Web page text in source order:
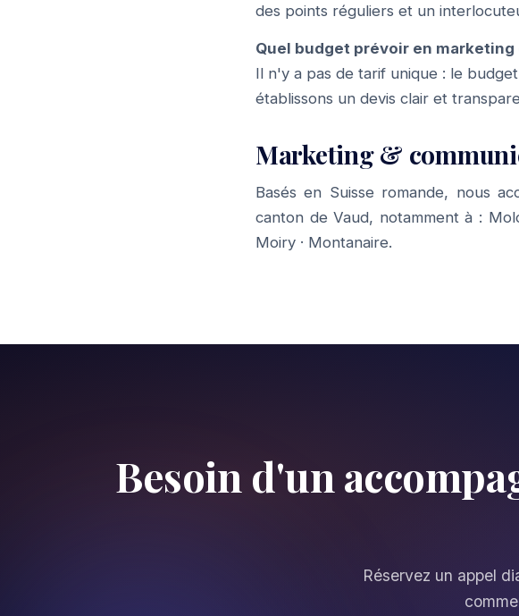
des points réguliers et un
Quel budget prévoir en
Il n'y a pas de tarif unique : le
établissons un devis clair et
Marketing &
Basés en Suisse romande, nous
canton de Vaud, notamment à :
Moiry · Montanaire.
Besoin d'un
Réservez un appel